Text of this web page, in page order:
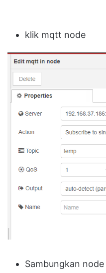
klik mqtt node
Sambungkan node